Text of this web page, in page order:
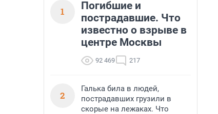
1
Погибшие и
пострадавшие. Что
известно о взрыве в
центре Москвы
92 469 217
2
Галька била в людей,
пострадавших грузили в
скорые на лежаках. Что